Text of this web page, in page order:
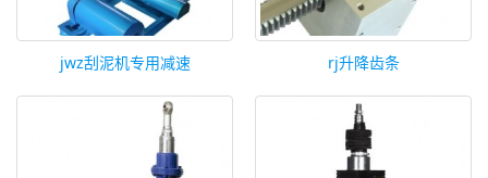
jwz刮泥机专用减速 rj升降齿条